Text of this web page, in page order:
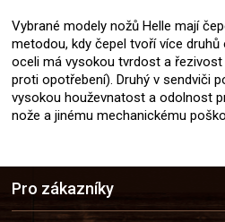
Vybrané modely nožů Helle mají
metodou, kdy čepel tvoří více druhů
oceli má vysokou tvrdost a
proti opotřebení). Druhý v sendviči
vysokou houževnatost a odolnost
nože a jinému mechanickému
Pro zákazníky